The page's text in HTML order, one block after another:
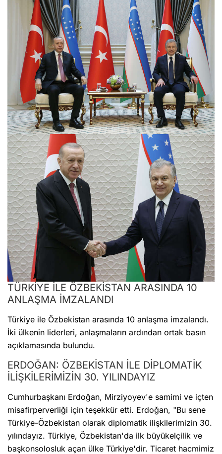
TÜRKİYE İLE ÖZBEKİSTAN ARASINDA 10
ANLAŞMA İMZALANDI
Türkiye ile Özbekistan arasında 10 anlaşma imzalandı.
İki ülkenin liderleri, anlaşmaların ardından ortak basın
açıklamasında bulundu.
ERDOĞAN: ÖZBEKİSTAN İLE DİPLOMATİK
İLİŞKİLERİMİZİN 30. YILINDAYIZ
Cumhurbaşkanı Erdoğan, Mirziyoyev'e samimi ve içten
misafirperverliği için teşekkür etti. Erdoğan, "Bu sene
Türkiye-Özbekistan olarak diplomatik ilişkilerimizin 30.
yılındayız. Türkiye, Özbekistan'da ilk büyükelçilik ve
başkonsolosluk açan ülke Türkiye'dir. Ticaret hacmimiz